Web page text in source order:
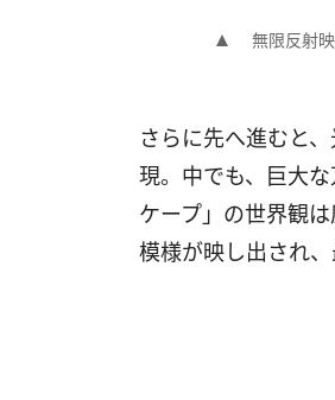
無限反射
さらに先へ進むと
現。中でも、巨大
ケープ」の世界観
模様が映し出され